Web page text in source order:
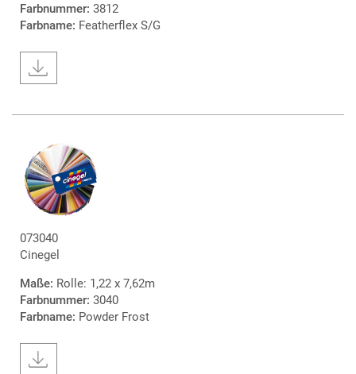
Farbnummer: 3812
Farbname: Featherflex S/G
073040
Cinegel
Maße: Rolle: 1,22 x 7,62m
Farbnummer: 3040
Farbname: Powder Frost